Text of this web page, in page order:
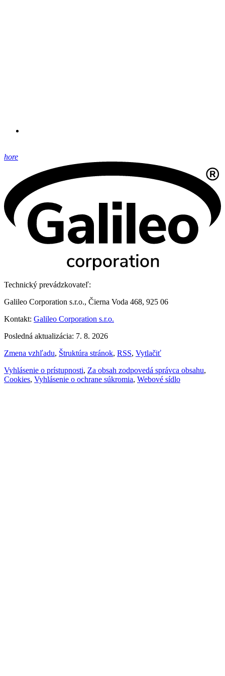
hore
Technický prevádzkovateľ:
Galileo Corporation s.r.o., Čierna Voda 468, 925 06
Kontakt: Galileo Corporation s.r.o.
Posledná aktualizácia: 7. 8. 2026
Zmena vzhľadu, Štruktúra stránok, RSS, Vytlačiť
Vyhlásenie o prístupnosti, Za obsah zodpovedá správca obsahu,
Cookies, Vyhlásenie o ochrane súkromia, Webové sídlo